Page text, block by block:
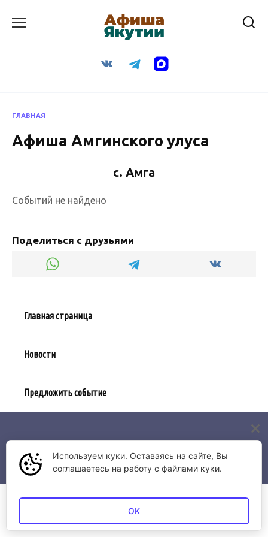
ГЛАВНАЯ
Афиша Амгинского улуса
с. Амга
Событий не найдено
Поделиться с друзьями
Главная страница
Новости
Предложить событие
Используем куки. Оставаясь на сайте, Вы
соглашаетесь на работу с файлами куки.
OK